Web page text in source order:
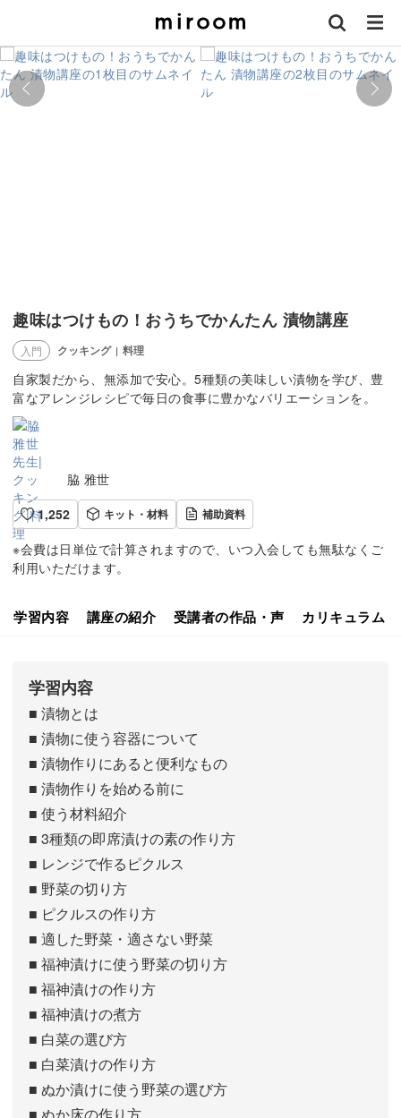
趣味はつけもの！おうちでかんたん 漬物講座
入門 クッキング | 料理
自家製だから、無添加で安心。5種類の美味しい漬物を学び、豊
富なアレンジレシピで毎日の食事に豊かなバリエーションを。
脇 雅世
1,252
キット・材料 補助資料
※会費は日単位で計算されますので、いつ入会しても無駄なくご
利用いただけます。
学習内容 講座の紹介 受講者の作品・声 カリキュラム
学習内容
■ 漬物とは
■ 漬物に使う容器について
■ 漬物作りにあると便利なもの
■ 漬物作りを始める前に
■ 使う材料紹介
■ 3種類の即席漬けの素の作り方
■ レンジで作るピクルス
■ 野菜の切り方
■ ピクルスの作り方
■ 適した野菜・適さない野菜
■ 福神漬けに使う野菜の切り方
■ 福神漬けの作り方
■ 福神漬けの煮方
■ 白菜の選び方
■ 白菜漬けの作り方
■ ぬか漬けに使う野菜の選び方
■ ぬか床の作り方